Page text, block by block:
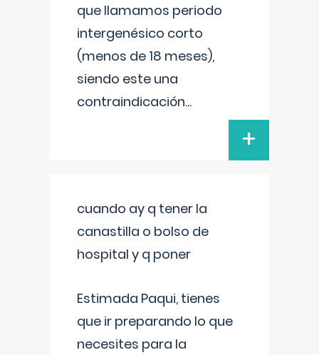
que llamamos periodo
intergenésico corto
(menos de 18 meses),
siendo este una
contraindicación...
+
cuando ay q tener la
canastilla o bolso de
hospital y q poner
Estimada Paqui, tienes
que ir preparando lo que
necesites para la